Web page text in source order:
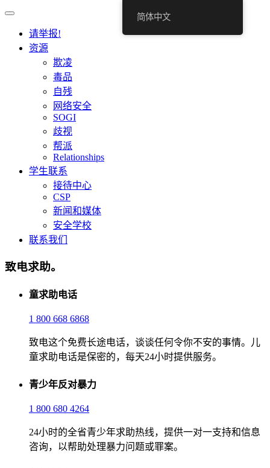
请举报!
资源
欺凌
毒品
自残
网络安全
SOGI
歧视
帮派
Relationships
学生联系
接待中心
CSP
新闻和媒体
安全学校
联系我们
致电求助。
童求助电话
1 800 668 6868
致电这个免费长途电话，谈谈任何令你不安的事情。儿
童求助电话是保密的，每天24小时提供服务。
青少年反对暴力
1 800 680 4264
24小时的全省青少年求助热线，提供一对一支持和信息
咨询，以帮助处理暴力问题或罪案。
简体中文